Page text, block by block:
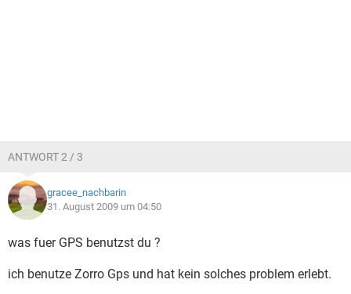
ANTWORT 2 / 3
gracee_nachbarin
31. August 2009 um 04:50
was fuer GPS benutzst du ?
ich benutze Zorro Gps und hat kein solches problem erlebt.